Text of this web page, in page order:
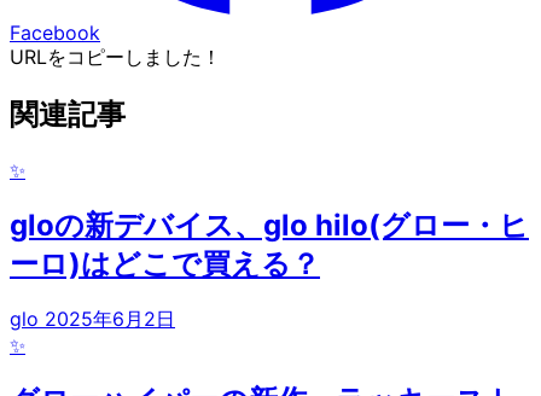
Facebook
URLをコピーしました！
関連記事
✨
gloの新デバイス、glo hilo(グロー・ヒ
ーロ)はどこで買える？
glo 2025年6月2日
✨